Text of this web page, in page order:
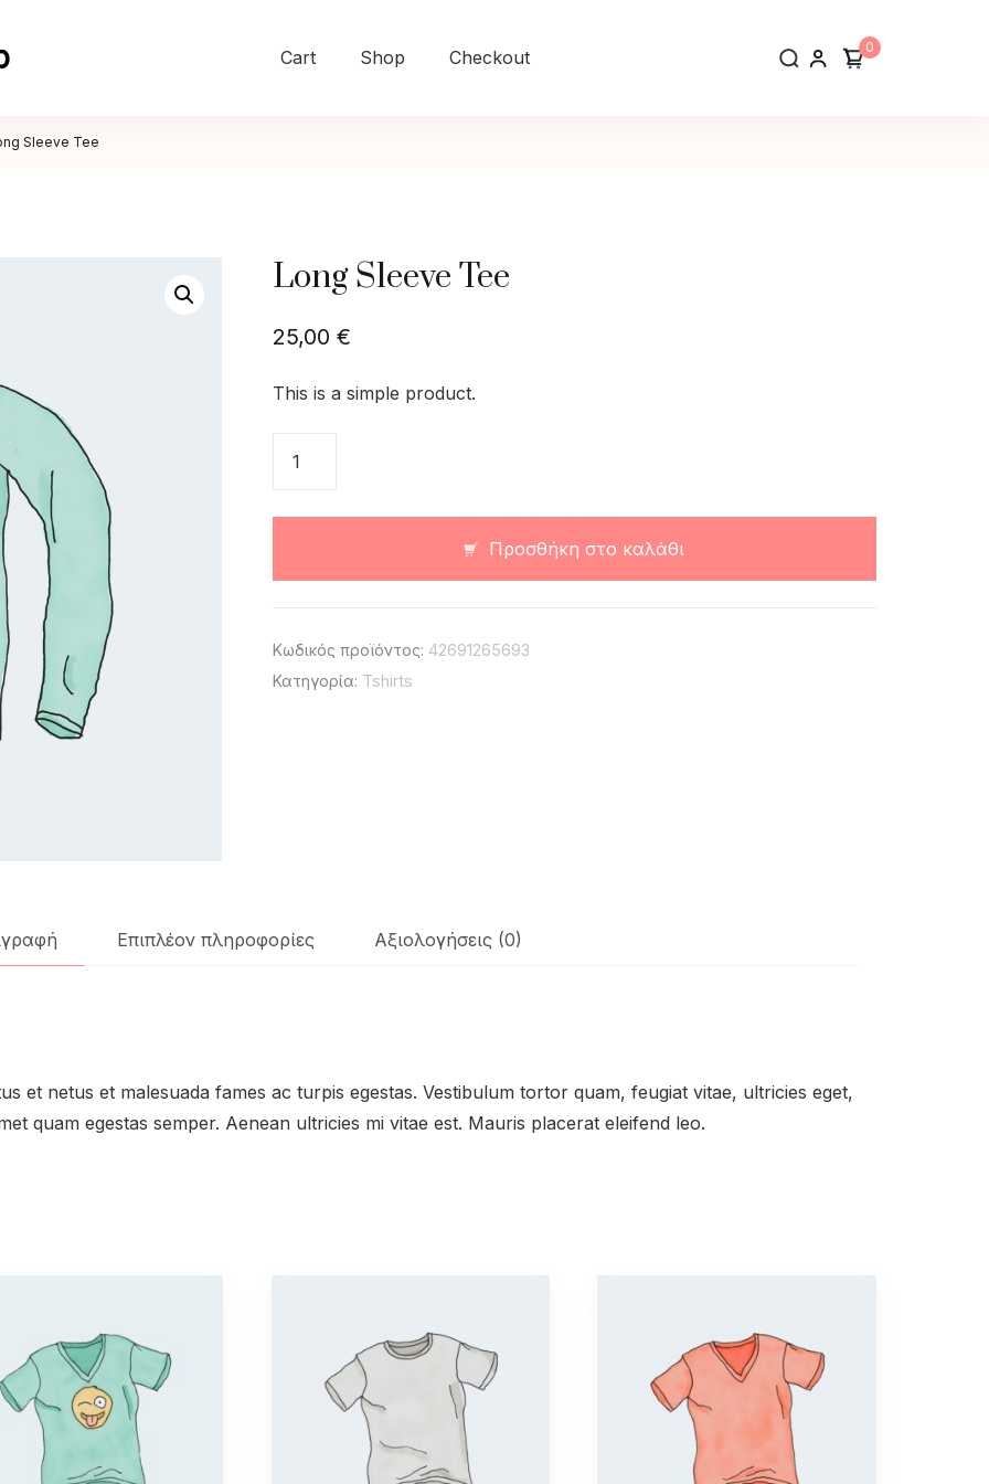
Cart Shop Checkout 0
Sleeve Tee
Long Sleeve Tee
25,00 €
This is a simple product.
Sleeve
Προσθήκη στο καλάθι
Κωδικός προϊόντος: 42691265693
Κατηγορία: Tshirts
Επιπλέον πληροφορίες Αξιολογήσεις (0)
et netus et malesuada fames ac turpis egestas. Vestibulum tortor quam, feugiat vitae, ultricies eget,
quam egestas semper. Aenean ultricies mi vitae est. Mauris placerat eleifend leo.